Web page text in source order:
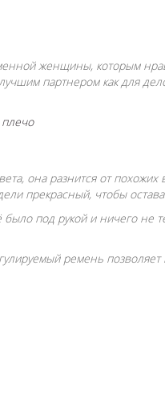
женщины, которым
партнером как для
она разнится от
прекрасный, чтобы
под рукой и ничего
ремень